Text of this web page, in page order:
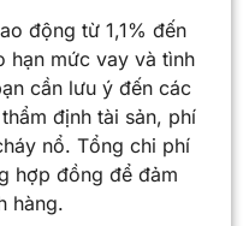
động từ 1,1% đến
hạn mức vay và tình
cần lưu ý đến các
định tài sản, phí
nổ. Tổng chi phí
hợp đồng để đảm
hàng.